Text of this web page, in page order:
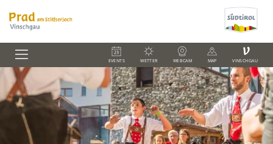
EVENTS WETTER WEBCAM MAP
V
VINSCHGAU